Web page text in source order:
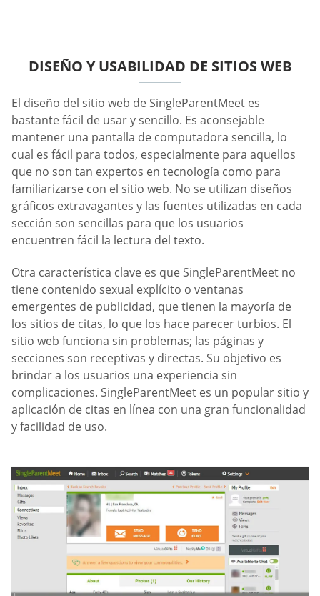
DISEÑO Y USABILIDAD DE SITIOS WEB
El diseño del sitio web de SingleParentMeet es
bastante fácil de usar y sencillo. Es aconsejable
mantener una pantalla de computadora sencilla, lo
cual es fácil para todos, especialmente para aquellos
que no son tan expertos en tecnología como para
familiarizarse con el sitio web. No se utilizan diseños
gráficos extravagantes y las fuentes utilizadas en cada
sección son sencillas para que los usuarios
encuentren fácil la lectura del texto.
Otra característica clave es que SingleParentMeet no
tiene contenido sexual explícito o ventanas
emergentes de publicidad, que tienen la mayoría de
los sitios de citas, lo que los hace parecer turbios. El
sitio web funciona sin problemas; las páginas y
secciones son receptivas y directas. Su objetivo es
brindar a los usuarios una experiencia sin
complicaciones. SingleParentMeet es un popular sitio y
aplicación de citas en línea con una gran funcionalidad
y facilidad de uso.